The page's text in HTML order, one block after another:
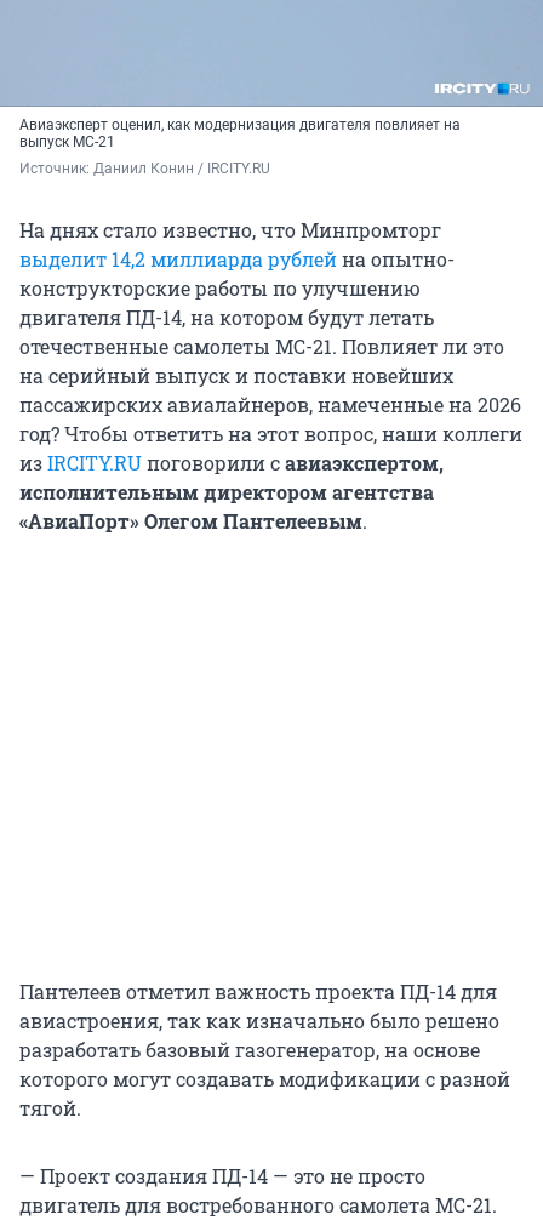
Авиаэксперт оценил, как модернизация двигателя повлияет на
выпуск МС-21
Источник: Даниил Конин / IRCITY.RU
На днях стало известно, что Минпромторг
выделит 14,2 миллиарда рублейна опытно-
конструкторские работы по улучшению
двигателя ПД-14, на котором будут летать
отечественные самолеты МС-21. Повлияет ли это
на серийный выпуск и поставки новейших
пассажирских авиалайнеров, намеченные на 2026
год? Чтобы ответить на этот вопрос, наши коллеги
изIRCITY.RUпоговорили савиаэкспертом,
исполнительным директором агентства
«АвиаПорт» Олегом Пантелеевым.
Пантелеев отметил важность проекта ПД-14 для
авиастроения, так как изначально было решено
разработать базовый газогенератор, на основе
которого могут создавать модификации с разной
тягой.
— Проект создания ПД-14 — это не просто
двигатель для востребованного самолета МС-21.